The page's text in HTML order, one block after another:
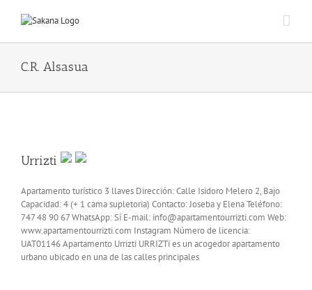
C.R. Alsasua
Urrizti
Apartamento turístico 3 llaves Dirección: Calle Isidoro Melero 2, Bajo
Capacidad: 4 (+ 1 cama supletoria) Contacto: Joseba y Elena Teléfono:
747 48 90 67 WhatsApp: Sí E-mail: info@apartamentourrizti.com Web:
www.apartamentourrizti.com Instagram Número de licencia:
UAT01146 Apartamento Urrizti URRIZTi es un acogedor apartamento
urbano ubicado en una de las calles principales